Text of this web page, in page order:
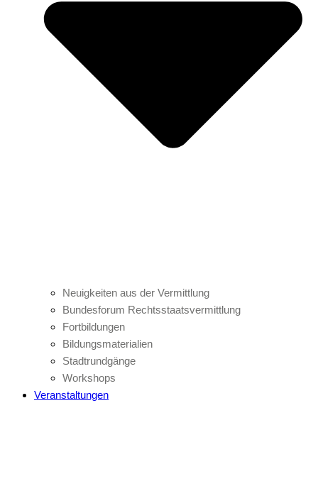
Neuigkeiten aus der Vermittlung
Bundesforum Rechtsstaatsvermittlung
Fortbildungen
Bildungsmaterialien
Stadtrundgänge
Workshops
Veranstaltungen